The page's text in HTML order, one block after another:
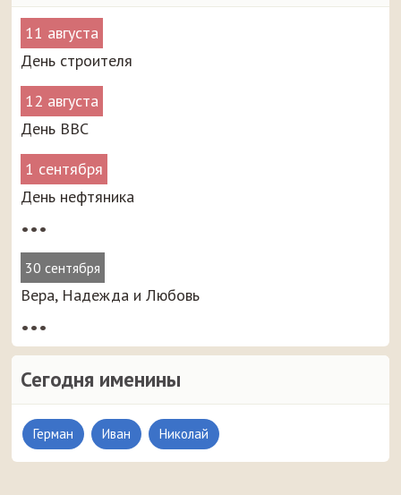
11 августа
День строителя
12 августа
День ВВС
1 сентября
День нефтяника
•••
30 сентября
Вера, Надежда и Любовь
•••
Сегодня именины
Герман Иван Николай